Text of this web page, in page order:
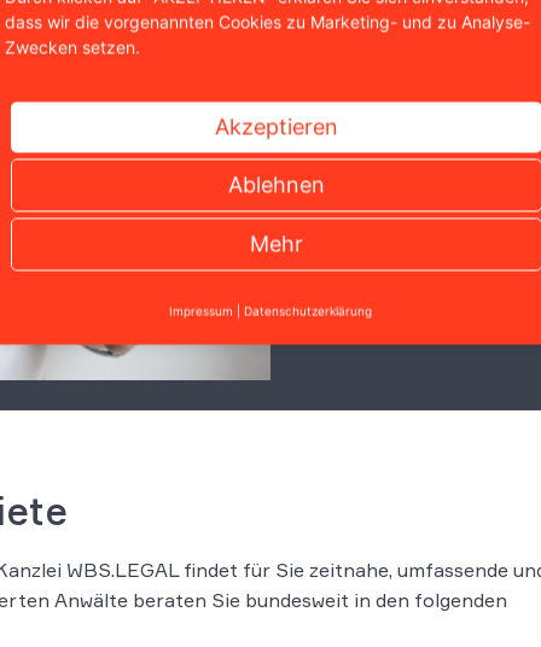
eine kostenlose
0221 / 951 563 0
WBS.LEGAL findet für Sie zeitnahe, umfassende
Anwälte beraten Sie bundesweit in den folgenden
dass wir die vorgenannten Cookies zu Marketing- und zu Analyse-
Zwecken setzen.
Akzeptieren
Ablehnen
Mehr
Impressum Datenschutzerklärung